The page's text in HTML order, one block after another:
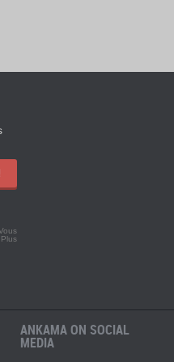
Plus
ANKAMA ON SOCIAL
MEDIA